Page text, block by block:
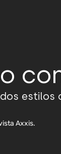
Axxis.